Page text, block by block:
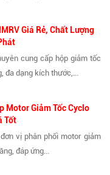
Giá Rẻ, Chất Lượng
cung cấp hộp giảm tốc
đa dạng kích thước,...
Motor Giảm Tốc Cyclo
Tốt
vị phân phối motor giảm
đáp ứng...